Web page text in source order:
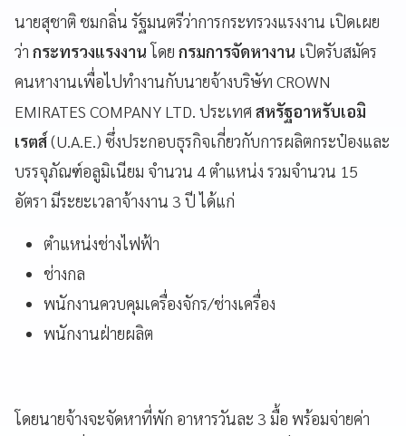
นายสุชาติ ชมกลิ่น รัฐมนตรีว่าการกระทรวงแรงงาน เปิดเผย
ว่า กระทรวงแรงงานโดย กรมการจัดหางาน เปิดรับสมัคร
คนหางานเพื่อไปทำงานกับนายจ้างบริษัท CROWN
EMIRATES COMPANY LTD. ประเทศ สหรัฐอาหรับเอมิ
เรตส์(U.A.E.) ซึ่งประกอบธุรกิจเกี่ยวกับการผลิตกระป๋องและ
บรรจุภัณฑ์อลูมิเนียม จำนวน 4 ตำแหน่ง รวมจำนวน 15
อัตรา มีระยะเวลาจ้างงาน 3 ปี ได้แก่
ตำแหน่งช่างไฟฟ้า
ช่างกล
พนักงานควบคุมเครื่องจักร/ช่างเครื่อง
พนักงานฝ่ายผลิต
โดยนายจ้างจะจัดหาที่พัก อาหารวันละ 3 มื้อ พร้อมจ่ายค่า